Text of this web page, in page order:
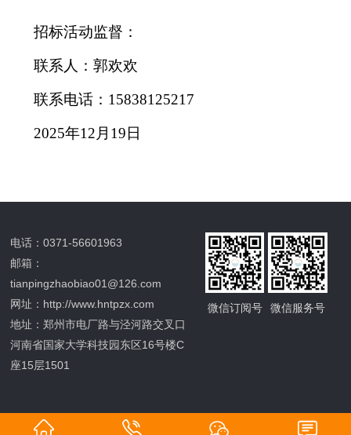
招标活动监督：
联系人：郭欢欢
联系电话：15838125217
2025年12月19日
电话：0371-56601963
邮箱：
tianpingzhaobiao01@126.com
网址：http://www.hntpzx.com
地址：郑州市电厂路与泾河路交叉口
河南省国家大学科技园东区16号楼C
座15层1501
微信订阅号 微信服务号